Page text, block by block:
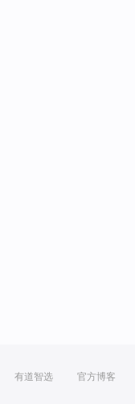
有道智选 官方博客